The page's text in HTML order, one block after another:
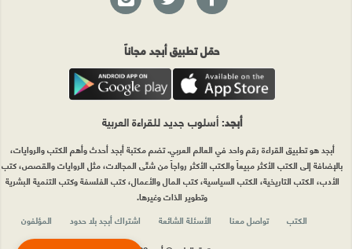
حمّل تطبيق أبجد مجاناً
أبجد: أسلوب جديد للقراءة العربية
أبجد هو تطبيق القراءة رقم واحد في العالم العربي. تضم مكتبة أبجد أحدث وأهم الكتب والروايات،
بالإضافة إلى الكتب الأكثر مبيعاً والكتب الأكثر رواجاً من شتّى المجالات، مثل الروايات والقصص، كتب
الأدب، الكتب التاريخية، الكتب السياسية، كتب المال والأعمال، كتب الفلسفة وكتب التنمية البشرية
وتطوير الذات وغيرها.
الكتب
تواصل معنا الأسئلة الشائعة اشتراك أبجد بلا حدود
المؤلفون